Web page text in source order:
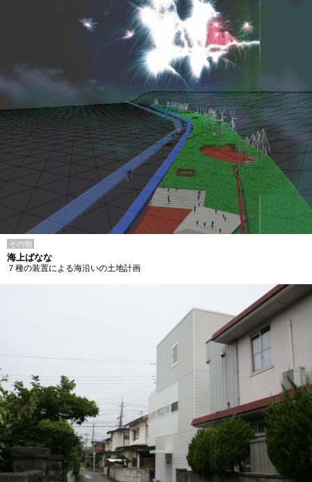
その他
海上ばなな
７種の装置による海沿いの土地計画